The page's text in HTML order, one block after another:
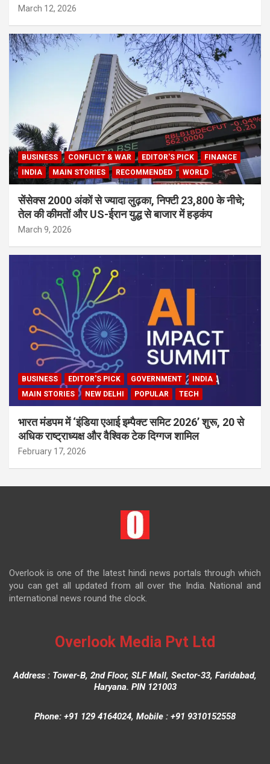
March 12, 2026
BUSINESS CONFLICT & WAR EDITOR'S PICK
FINANCE
INDIA
MAIN STORIES RECOMMENDED WORLD
सेंसेक्स 2000 अंकों से ज्यादा लुढ़का, निफ्टी 23,800 के नीचे;
तेल की कीमतों और US-ईरान युद्ध से बाजार में हड़कंप
March 9, 2026
BUSINESS EDITOR'S PICK GOVERNMENT
INDIA
MAIN STORIES
NEW DELHI POPULAR TECH
भारत मंडपम में ‘इंडिया एआई इम्पैक्ट समिट 2026’ शुरू, 20 से
अधिक राष्ट्राध्यक्ष और वैश्विक टेक दिग्गज शामिल
February 17, 2026
Overlook is one of the latest hindi news portals through which
you can get all updated from all over the India. National and
international news round the clock.
Overlook Media Pvt Ltd
Address : Tower-B, 2nd Floor, SLF Mall, Sector-33, Faridabad,
Haryana. PIN 121003
Phone: +91 129 4164024, Mobile : +91 9310152558